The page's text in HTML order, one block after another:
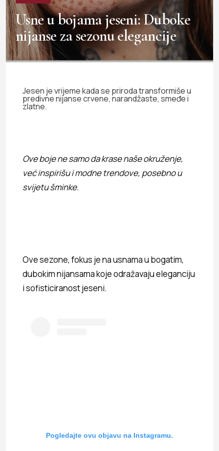
Usne u bojama jeseni: Duboke
nijanse za sezonu elegancije
Jesen je vrijeme kada se priroda transformiše u
predivne nijanse crvene, narandžaste, smeđe i
zlatne.
Ove boje ne samo da krase naše okruženje,
već inspirišu i modne trendove, posebno u
svijetu šminke.
Ove sezone, fokus je na usnama u bogatim,
dubokim nijansama koje odražavaju eleganciju
i sofisticiranost jeseni.
Pogledajte ovu objavu na Instagramu.